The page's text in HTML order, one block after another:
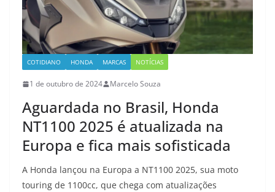
COTIDIANO HONDA MARCAS NOTÍCIAS
1 de outubro de 2024 Marcelo Souza
Aguardada no Brasil, Honda
NT1100 2025 é atualizada na
Europa e fica mais sofisticada
A Honda lançou na Europa a NT1100 2025, sua moto
touring de 1100cc, que chega com atualizações